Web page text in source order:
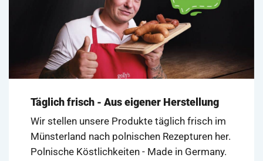
Täglich frisch - Aus eigener Herstellung
Wir stellen unsere Produkte täglich frisch im
Münsterland nach polnischen Rezepturen her.
Polnische Köstlichkeiten - Made in Germany.